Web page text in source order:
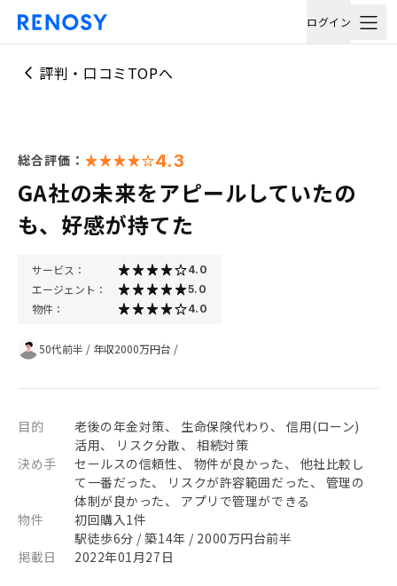
ログイン
評判・口コミTOPへ
総合評価： 4.3
GA社の未来をアピールしていたの
も、好感が持てた
サービス： 4.0
エージェント： 5.0
物件： 4.0
50代前半 / 年収2000万円台 /
目的
老後の年金対策、 生命保険代わり、 信用(ローン)
活用、 リスク分散、 相続対策
決め手
セールスの信頼性、 物件が良かった、 他社比較し
て一番だった、 リスクが許容範囲だった、 管理の
体制が良かった、 アプリで管理ができる
物件
初回購入1件
駅徒歩6分 / 築14年 / 2000万円台前半
掲載日
2022年01月27日